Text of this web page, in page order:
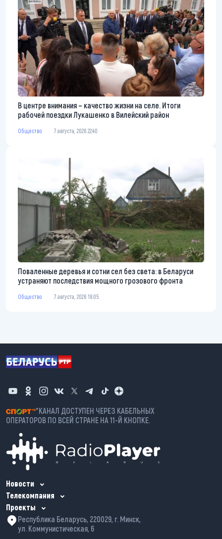
В центре внимания – качество жизни на селе. Итоги
рабочей поездки Лукашенко в Вилейский район
Общество 7 августа, 2026 22:40
Поваленные деревья и сотни сел без света: в Беларуси
устраняют последствия мощного грозового фронта
Общество 7 августа, 2026 18:05
*КАНАЛ ДОСТУПЕН ЧЕРЕЗ КАБЕЛЬНЫХ
ОПЕРАТОРОВ ПО ВСЕЙ СТРАНЕ НА 11-Й КНОПКЕ.
Новости
Телекомпания
Проекты
Республика Беларусь, 220029, г. Минск,
ул. Коммунистическая, 6